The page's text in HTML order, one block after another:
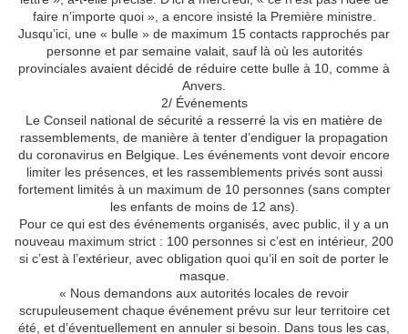
faire n’importe quoi », a encore insisté la Première ministre.
Jusqu’ici, une « bulle » de maximum 15 contacts rapprochés par
personne et par semaine valait, sauf là où les autorités
provinciales avaient décidé de réduire cette bulle à 10, comme à
Anvers.
2/ Événements
Le Conseil national de sécurité a resserré la vis en matière de
rassemblements, de manière à tenter d’endiguer la propagation
du coronavirus en Belgique. Les événements vont devoir encore
limiter les présences, et les rassemblements privés sont aussi
fortement limités à un maximum de 10 personnes (sans compter
les enfants de moins de 12 ans).
Pour ce qui est des événements organisés, avec public, il y a un
nouveau maximum strict : 100 personnes si c’est en intérieur, 200
si c’est à l’extérieur, avec obligation quoi qu’il en soit de porter le
masque.
« Nous demandons aux autorités locales de revoir
scrupuleusement chaque événement prévu sur leur territoire cet
été, et d’éventuellement en annuler si besoin. Dans tous les cas,